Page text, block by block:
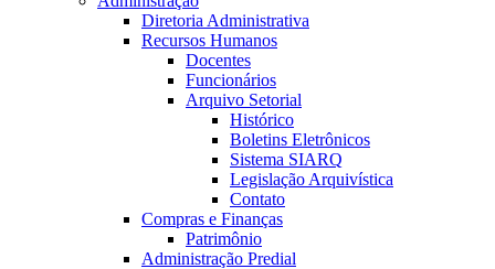
Diretoria Administrativa
Recursos Humanos
Docentes
Funcionários
Arquivo Setorial
Histórico
Boletins Eletrônicos
Sistema SIARQ
Legislação Arquivística
Contato
Compras e Finanças
Patrimônio
Administração Predial